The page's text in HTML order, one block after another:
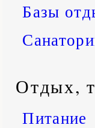
Базы
Отдых,
Питание